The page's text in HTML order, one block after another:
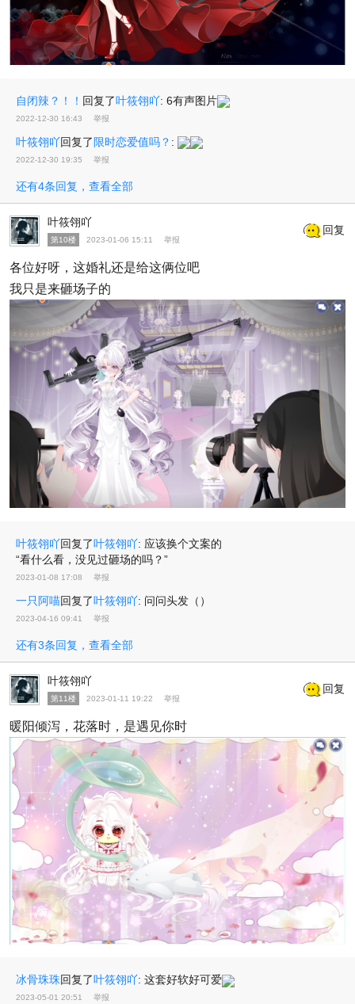
自闭辣？！！ 回复了叶筱翎吖: 6有声图片
2022-12-30 16:43 举报
叶筱翎吖回复了 限时恋爱值吗？ :
2022-12-30 19:35 举报
还有4条回复，查看全部
叶筱翎吖
第10楼 2023-01-06 15:11 举报
回复
各位好呀，这婚礼还是给这俩位吧
我只是来砸场子的
叶筱翎吖回复了叶筱翎吖: 应该换个文案的
“看什么看，没见过砸场的吗？”
2023-01-08 17:08 举报
一只阿喵回复了叶筱翎吖: 问问头发（）
2023-04-16 09:41 举报
还有3条回复，查看全部
叶筱翎吖
第11楼 2023-01-11 19:22 举报
回复
暖阳倾泻，花落时，是遇见你时
冰骨珠珠回复了叶筱翎吖: 这套好软好可爱
2023-05-01 20:51 举报